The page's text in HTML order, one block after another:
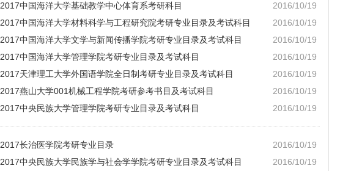
2016/10/19
2017中国海洋大学基础教学中心体育系考研科目
2016/10/19
2017中国海洋大学材料科学与工程研究院考研专业目录及考试科目
2016/10/19
2017中国海洋大学文学与新闻传播学院考研专业目录及考试科目
2016/10/19
2017中国海洋大学管理学院考研专业目录及考试科目
2016/10/19
2017天津理工大学外国语学院全日制考研专业目录及考试科目
2016/10/19
2017燕山大学001机械工程学院考研参考书目及考试科目
2016/10/19
2017中央民族大学管理学院考研专业目录及考试科目
2016/10/19
2017长治医学院考研专业目录
2016/10/19
2017中央民族大学民族学与社会学学院考研专业目录及考试科目